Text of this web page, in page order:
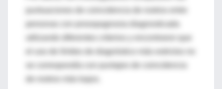
personas con prosopagnosia diagnosticada
el uso de límites de diagnóstico más estrictos no
se correspondía con puntajes de coincidencia
de rostros más bajos.